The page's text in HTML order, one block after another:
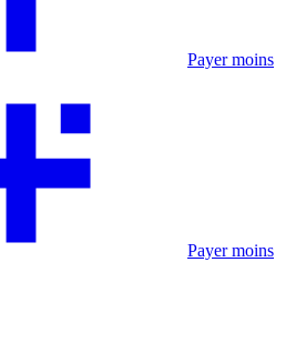
Payer moins
Payer moins